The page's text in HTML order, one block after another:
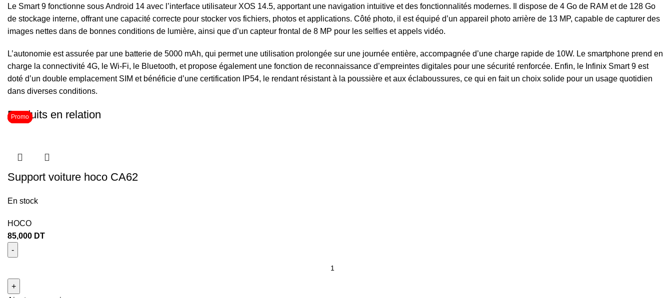
Le Smart 9 fonctionne sous Android 14 avec l’interface utilisateur XOS 14.5, apportant une navigation intuitive et des fonctionnalités modernes. Il dispose de 4 Go de RAM et de 128 Go
de stockage interne, offrant une capacité correcte pour stocker vos fichiers, photos et applications. Côté photo, il est équipé d’un appareil photo arrière de 13 MP, capable de capturer des
images nettes dans de bonnes conditions de lumière, ainsi que d’un capteur frontal de 8 MP pour les selfies et appels vidéo.
L’autonomie est assurée par une batterie de 5000 mAh, qui permet une utilisation prolongée sur une journée entière, accompagnée d’une charge rapide de 10W. Le smartphone prend en
charge la connectivité 4G, le Wi-Fi, le Bluetooth, et propose également une fonction de reconnaissance d’empreintes digitales pour une sécurité renforcée. Enfin, le Infinix Smart 9 est
doté d’un double emplacement SIM et bénéficie d’une certification IP54, le rendant résistant à la poussière et aux éclaboussures, ce qui en fait un choix solide pour un usage quotidien
dans diverses conditions.
Produits en relation
Support voiture hoco CA62
En stock
HOCO
85,000 DT
Promo
Promo
Promo